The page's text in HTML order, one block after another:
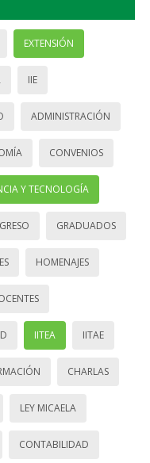
EXTENSIÓN
IIE
ADMINISTRACIÓN
CONVENIOS
Y TECNOLOGÍA
GRADUADOS
HOMENAJES
IITEA IITAE
CHARLAS
LEY MICAELA
CONTABILIDAD